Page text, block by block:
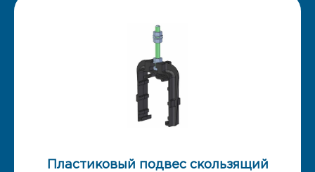
Пластиковый подвес скользящий